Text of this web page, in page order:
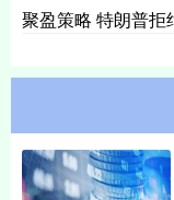
聚盈策略 特朗普拒